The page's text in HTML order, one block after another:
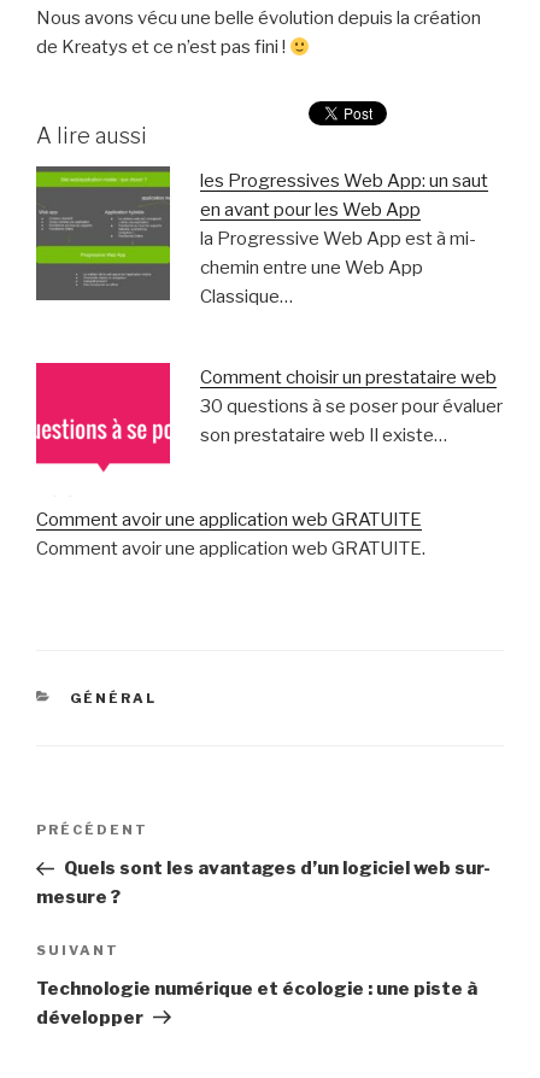
Nous avons vécu une belle évolution depuis la création
de Kreatys et ce n’est pas fini !
A lire aussi
les Progressives Web App: un saut
en avant pour les Web App
la Progressive Web App est à mi-
chemin entre une Web App
Classique…
Comment choisir un prestataire web
30 questions à se poser pour évaluer
son prestataire web Il existe…
Comment avoir une application web GRATUITE
Comment avoir une application web GRATUITE.
CATÉGORIES
GÉNÉRAL
Navigation
l’article
Article
précédent
PRÉCÉDENT
Quels sont les avantages d’un logiciel web sur-
mesure ?
Article
suivant
SUIVANT
Technologie numérique et écologie : une piste à
développer